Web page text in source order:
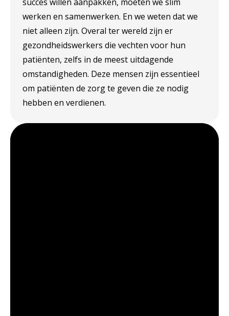
werken en samenwerken. En we weten dat we
niet alleen zijn. Overal ter wereld zijn er
gezondheidswerkers die vechten voor hun
patiënten, zelfs in de meest uitdagende
omstandigheden. Deze mensen zijn essentieel
om patiënten de zorg te geven die ze nodig
hebben en verdienen.